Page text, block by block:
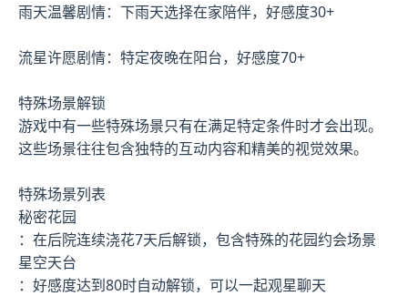
雨天温馨剧情：下雨天选择在家陪伴，好感度30+
流星许愿剧情：特定夜晚在阳台，好感度70+
特殊场景解锁
游戏中有一些特殊场景只有在满足特定条件时才会出现。
这些场景往往包含独特的互动内容和精美的视觉效果。
特殊场景列表
秘密花园
：在后院连续浇花7天后解锁，包含特殊的花园约会场景
星空天台
：好感度达到80时自动解锁，可以一起观星聊天